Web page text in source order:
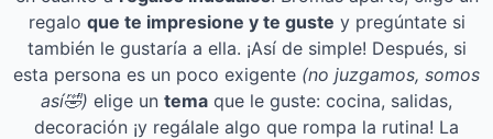
regalo que te impresione y te guste y pregúntate si
también le gustaría a ella. ¡Así de simple! Después, si
esta persona es un poco exigente (no juzgamos, somos
así🤣) elige un tema que le guste: cocina, salidas,
decoración ¡y regálale algo que rompa la rutina! La